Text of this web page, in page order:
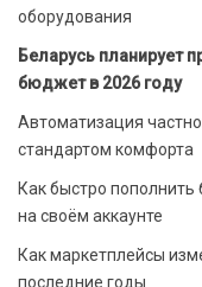
оборудования
Беларусь планирует
бюджет в 2026 году
Автоматизация
стандартом комфорта
Как быстро
на своём аккаунте
Как маркетплейсы
последние годы